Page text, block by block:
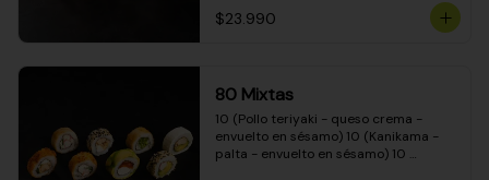
crema - cebollín)
$23.990
80 Mixtas
10 (Pollo teriyaki - queso crema -
envuelto en sésamo) 10 (Kanikama -
palta - envuelto en sésamo) 10